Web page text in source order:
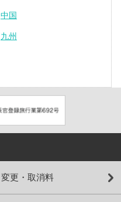
中国
九州
変更・取消料